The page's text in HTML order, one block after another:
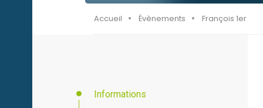
Accueil Évènements François 1er
Informations